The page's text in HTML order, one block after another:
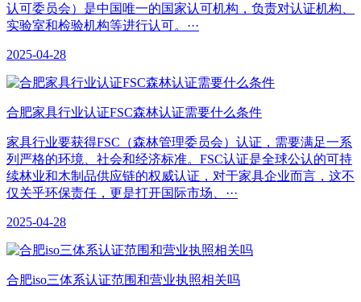
认可委员会）是中国唯一的国家认可机构，负责对认证机构、
实验室和检验机构等进行认可。···
2025-04-28
合肥家具行业认证FSC森林认证需要什么条件
家具行业要获得FSC（森林管理委员会）认证，需要满足一系
列严格的环境、社会和经济标准。FSC认证是全球公认的可持
续林业和木制品供应链的权威认证，对于家具企业而言，这不
仅关乎环保责任，更是打开国际市场、···
2025-04-28
合肥iso三体系认证范围和营业执照相关吗